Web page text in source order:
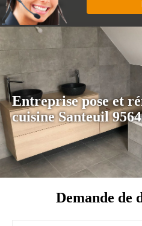
Entreprise pose et
cuisine Santeuil
Demande de